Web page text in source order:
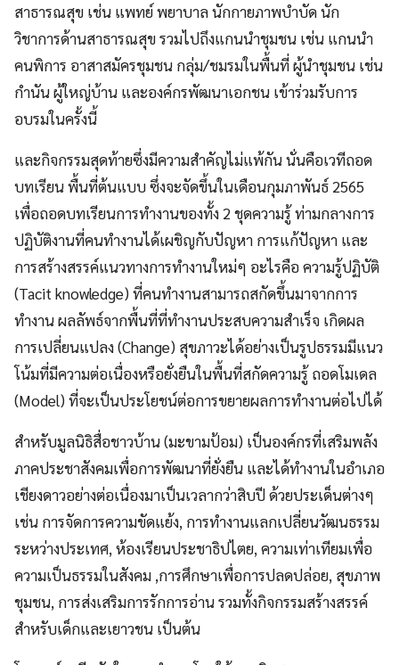
สาธารณสุข เช่น แพทย์ พยาบาล นักกายภาพบำบัด นัก
วิชาการด้านสาธารณสุข รวมไปถึงแกนนำชุมชน เช่น แกนนำ
คนพิการ อาสาสมัครชุมชน กลุ่ม/ชมรมในพื้นที่ ผู้นำชุมชน เช่น
กำนัน ผู้ใหญ่บ้าน และองค์กรพัฒนาเอกชน เข้าร่วมรับการ
อบรมในครั้งนี้
และกิจกรรมสุดท้ายซึ่งมีความสำคัญไม่แพ้กัน นั่นคือเวทีถอด
บทเรียน พื้นที่ต้นแบบ ซึ่งจะจัดขึ้นในเดือนกุมภาพันธ์ 2565
เพื่อถอดบทเรียนการทำงานของทั้ง 2 ชุดความรู้ ท่ามกลางการ
ปฏิบัติงานที่คนทำงานได้เผชิญกับปัญหา การแก้ปัญหา และ
การสร้างสรรค์แนวทางการทำงานใหม่ๆ อะไรคือ ความรู้ปฏิบัติ
(Tacit knowledge) ที่คนทำงานสามารถสกัดขึ้นมาจากการ
ทำงาน ผลลัพธ์จากพื้นที่ที่ทำงานประสบความสำเร็จ เกิดผล
การเปลี่ยนแปลง (Change) สุขภาวะได้อย่างเป็นรูปธรรมมีแนว
โน้มที่มีความต่อเนื่องหรือยั่งยืนในพื้นที่สกัดความรู้ ถอดโมเดล
(Model) ที่จะเป็นประโยชน์ต่อการขยายผลการทำงานต่อไปได้
สำหรับมูลนิธิสื่อชาวบ้าน (มะขามป้อม) เป็นองค์กรที่เสริมพลัง
ภาคประชาสังคมเพื่อการพัฒนาที่ยั่งยืน และได้ทำงานในอำเภอ
เชียงดาวอย่างต่อเนื่องมาเป็นเวลากว่าสิบปี ด้วยประเด็นต่างๆ
เช่น การจัดการความขัดแย้ง, การทำงานแลกเปลี่ยนวัฒนธรรม
ระหว่างประเทศ, ห้องเรียนประชาธิปไตย, ความเท่าเทียมเพื่อ
ความเป็นธรรมในสังคม ,การศึกษาเพื่อการปลดปล่อย, สุขภาพ
ชุมชน, การส่งเสริมการรักการอ่าน รวมทั้งกิจกรรมสร้างสรรค์
สำหรับเด็กและเยาวชน เป็นต้น